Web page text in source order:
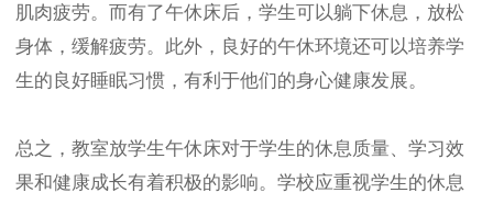
肌肉疲劳。而有了午休床后，学生可以躺下休息，放松
身体，缓解疲劳。此外，良好的午休环境还可以培养学
生的良好睡眠习惯，有利于他们的身心健康发展。
总之，教室放学生午休床对于学生的休息质量、学习效
果和健康成长有着积极的影响。学校应重视学生的休息